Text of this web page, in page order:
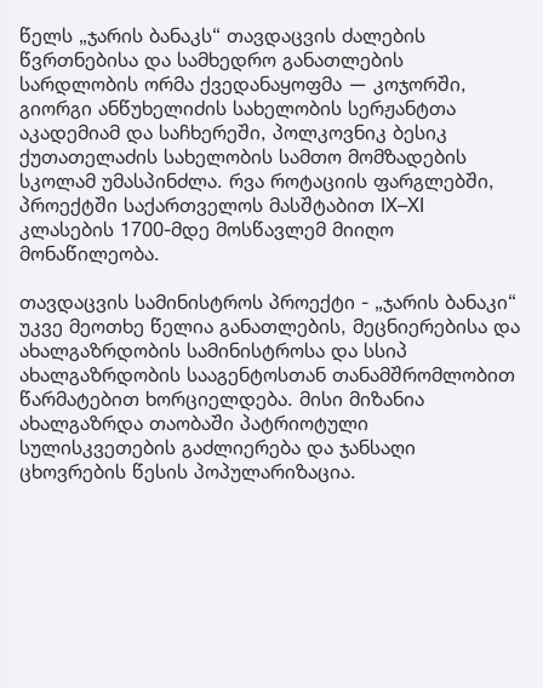
წელს „ჯარის ბანაკს“ თავდაცვის ძალების
წვრთნებისა და სამხედრო განათლების
სარდლობის ორმა ქვედანაყოფმა — კოჯორში,
გიორგი ანწუხელიძის სახელობის სერჟანტთა
აკადემიამ და საჩხერეში, პოლკოვნიკ ბესიკ
ქუთათელაძის სახელობის სამთო მომზადების
სკოლამ უმასპინძლა. რვა როტაციის ფარგლებში,
პროექტში საქართველოს მასშტაბით IX–XI
კლასების 1700-მდე მოსწავლემ მიიღო
მონაწილეობა.
თავდაცვის სამინისტროს პროექტი - „ჯარის ბანაკი“
უკვე მეოთხე წელია განათლების, მეცნიერებისა და
ახალგაზრდობის სამინისტროსა და სსიპ
ახალგაზრდობის სააგენტოსთან თანამშრომლობით
წარმატებით ხორციელდება. მისი მიზანია
ახალგაზრდა თაობაში პატრიოტული
სულისკვეთების გაძლიერება და ჯანსაღი
ცხოვრების წესის პოპულარიზაცია.